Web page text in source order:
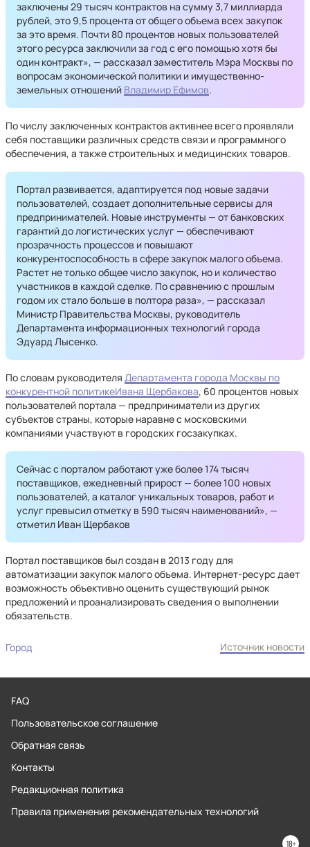
заключены 29 тысяч контрактов на сумму 3,7 миллиарда
рублей, это 9,5 процента от общего объема всех закупок
за это время. Почти 80 процентов новых пользователей
этого ресурса заключили за год с его помощью хотя бы
один контракт», — рассказал заместитель Мэра Москвы по
вопросам экономической политики и имущественно-
земельных отношений Владимир Ефимов.
По числу заключенных контрактов активнее всего проявляли
себя поставщики различных средств связи и программного
обеспечения, а также строительных и медицинских товаров.
Портал развивается, адаптируется под новые задачи
пользователей, создает дополнительные сервисы для
предпринимателей. Новые инструменты — от банковских
гарантий до логистических услуг — обеспечивают
прозрачность процессов и повышают
конкурентоспособность в сфере закупок малого объема.
Растет не только общее число закупок, но и количество
участников в каждой сделке. По сравнению с прошлым
годом их стало больше в полтора раза», — рассказал
Министр Правительства Москвы, руководитель
Департамента информационных технологий города
Эдуард Лысенко.
По словам руководителя Департамента города Москвы по
конкурентной политикеИвана Щербакова, 60 процентов новых
пользователей портала — предприниматели из других
субъектов страны, которые наравне с московскими
компаниями участвуют в городских госзакупках.
Сейчас с порталом работают уже более 174 тысяч
поставщиков, ежедневный прирост — более 100 новых
пользователей, а каталог уникальных товаров, работ и
услуг превысил отметку в 590 тысяч наименований», —
отметил Иван Щербаков
Портал поставщиков был создан в 2013 году для
автоматизации закупок малого объема. Интернет-ресурс дает
возможность объективно оценить существующий рынок
предложений и проанализировать сведения о выполнении
обязательств.
Город Источник новости
FAQ
Пользовательское соглашение
Обратная связь
Контакты
Редакционная политика
Правила применения рекомендательных технологий